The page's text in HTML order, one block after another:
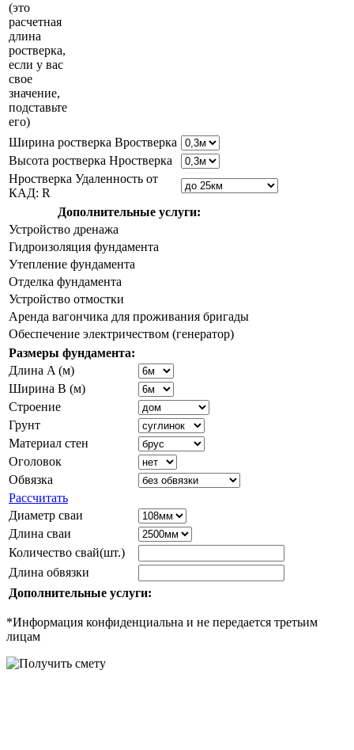
(это
расчетная
длина
ростверка,
если у вас
свое
значение,
подставьте
его)
Ширина ростверка Bростверка
Высота ростверка Hростверка
Hростверка Удаленность от
КАД: R
Дополнительные услуги:
Устройство дренажа
Гидроизоляция фундамента
Утепление фундамента
Отделка фундамента
Устройство отмостки
Аренда вагончика для проживания бригады
Обеспечение электричеством (генератор)
Размеры фундамента:
Длина A (м)
Ширина B (м)
Строение
Грунт
Материал стен
Оголовок
Обвязка
Рассчитать
Диаметр сваи
Длина сваи
Количество свай(шт.)
Длина обвязки
Дополнительные услуги:
*Информация конфиденциальна и не передается третьим
лицам